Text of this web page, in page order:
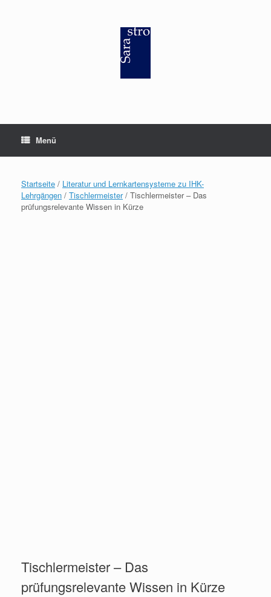
Menü
Startseite / Literatur und Lernkartensysteme zu IHK-
Lehrgängen / Tischlermeister/ Tischlermeister – Das
prüfungsrelevante Wissen in Kürze
Tischlermeister – Das
prüfungsrelevante Wissen in Kürze